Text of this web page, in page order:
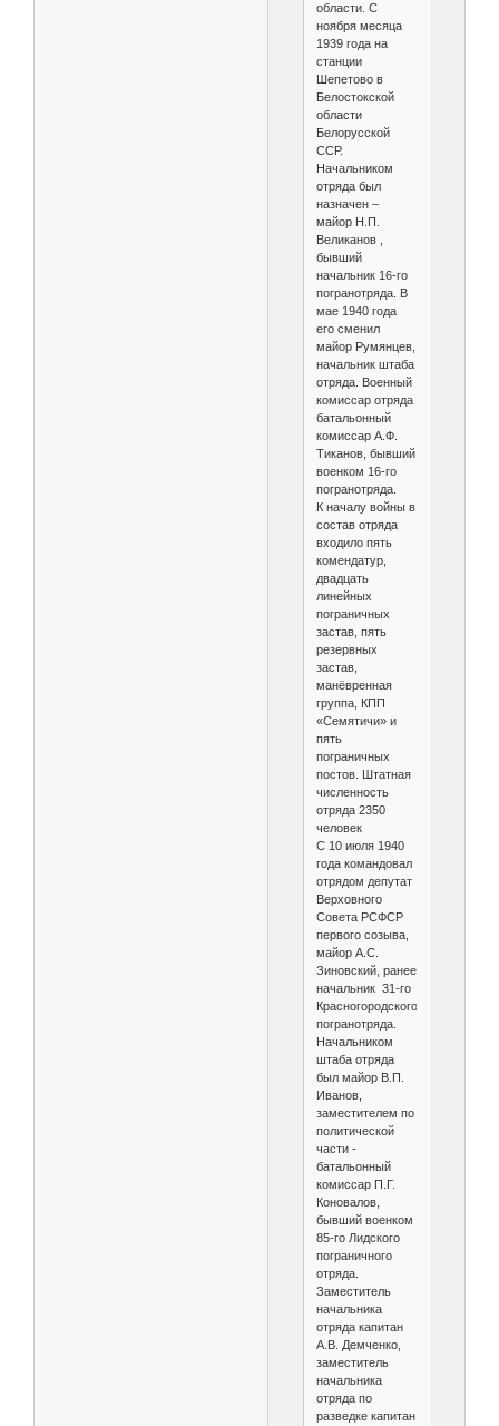
области. С
ноября месяца
1939 года на
станции
Шепетово в
Белостокской
области
Белорусской
ССР.
Начальником
отряда был
назначен –
майор Н.П.
Великанов ,
бывший
начальник 16-го
погранотряда. В
мае 1940 года
его сменил
майор Румянцев,
начальник штаба
отряда. Военный
комиссар отряда
батальонный
комиссар А.Ф.
Тиканов, бывший
военком 16-го
погранотряда.
К началу войны в
состав отряда
входило пять
комендатур,
двадцать
линейных
пограничных
застав, пять
резервных
застав,
манёвренная
группа, КПП
«Семятичи» и
пять
пограничных
постов. Штатная
численность
отряда 2350
человек
С 10 июля 1940
года командовал
отрядом депутат
Верховного
Совета РСФСР
первого созыва,
майор А.С.
Зиновский, ранее
начальник 31-го
Красногородского
погранотряда.
Начальником
штаба отряда
был майор В.П.
Иванов,
заместителем по
политической
части -
батальонный
комиссар П.Г.
Коновалов,
бывший военком
85-го Лидского
пограничного
отряда.
Заместитель
начальника
отряда капитан
А.В. Демченко,
заместитель
начальника
отряда по
разведке капитан